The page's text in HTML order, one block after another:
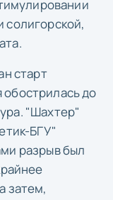
солигорской,
старт
до
"Шахтер"
БГУ"
разрыв был
затем,